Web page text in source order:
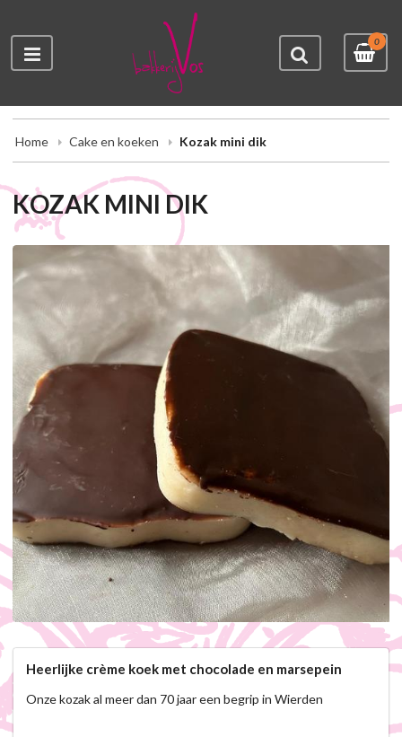
0
Home Cake en koeken Kozak mini dik
KOZAK MINI DIK
Heerlijke crème koek met chocolade en marsepein
Onze kozak al meer dan 70 jaar een begrip in Wierden